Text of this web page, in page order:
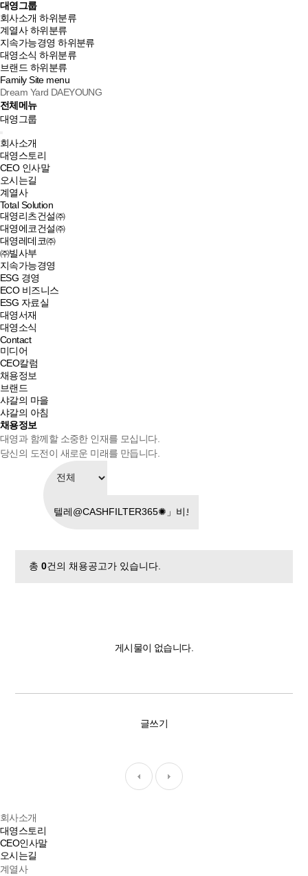
대영그룹
회사소개 하위분류
계열사 하위분류
지속가능경영 하위분류
대영소식 하위분류
브랜드 하위분류
Family Site menu
Dream Yard DAEYOUNG
전체메뉴
대영그룹
회사소개
대영스토리
CEO 인사말
오시는길
계열사
Total Solution
대영리츠건설㈜
대영에코건설㈜
대영레데코㈜
㈜빌사부
지속가능경영
ESG 경영
ECO 비즈니스
ESG 자료실
대영서재
대영소식
Contact
미디어
CEO칼럼
채용정보
브랜드
샤갈의 마을
샤갈의 아침
채용정보
대영과 함께할 소중한 인재를 모십니다.
당신의 도전이 새로운 미래를 만듭니다.
총0건의 채용공고가 있습니다.
게시물이 없습니다.
글쓰기
회사소개
대영스토리
CEO인사말
오시는길
계열사